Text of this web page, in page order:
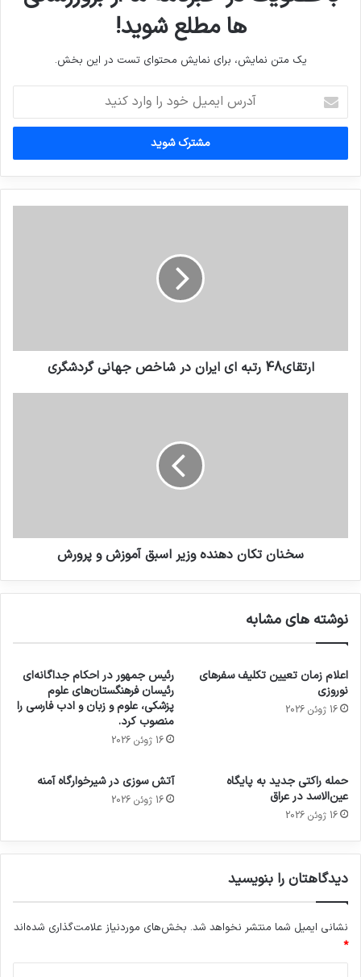
ها مطلع شوید!
یک متن نمایش، برای نمایش محتوای تست در این بخش.
ایمیل
خود
وارد
کنید
ارتقای48 رتبه ای ایران در شاخص جهانی گردشگری
سخنان تکان دهنده وزیر اسبق آموزش و پرورش
نوشته های مشابه
اعلام زمان تعیین تکلیف سفرهای
نوروزی
16 ژوئن 2026
رئیس جمهور در احکام جداگانه‌ای
رئیسان فرهنگستان‌های علوم
پزشکی، علوم و زبان و ادب فارسی را
منصوب کرد.
16 ژوئن 2026
حمله راکتی جدید به پایگاه
عین‌الاسد در عراق
16 ژوئن 2026
آتش سوزی در شیرخوارگاه آمنه
16 ژوئن 2026
دیدگاهتان را بنویسید
نشانی ایمیل شما منتشر نخواهد شد. بخش‌های موردنیاز علامت‌گذاری شده‌اند
*